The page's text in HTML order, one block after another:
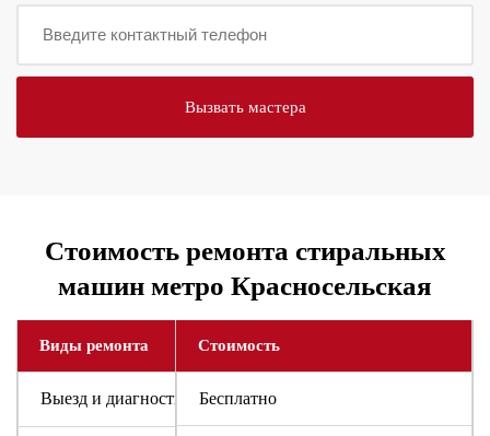
Стоимость ремонта стиральных
машин метро Красносельская
Стоимость
Бесплатно
Виды ремонта
Выезд и диагностика